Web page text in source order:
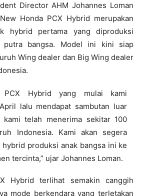
Director AHM Johannes Loman
Honda PCX Hybrid merupakan
hybrid pertama yang diproduksi
putra bangsa. Model ini kini siap
Wing dealer dan Big Wing dealer
Hybrid yang mulai kami
lalu mendapat sambutan luar
kami telah menerima sekitar 100
Indonesia. Kami akan segera
produksi anak bangsa ini ke
tercinta,” ujar Johannes Loman.
Hybrid terlihat semakin canggih
mode berkendara yang terletakan